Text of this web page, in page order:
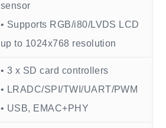
sensor
• Supports RGB/i80/LVDS LCD
up to 1024x768 resolution
• 3 x SD card controllers
• LRADC/SPI/TWI/UART/PWM
• USB, EMAC+PHY